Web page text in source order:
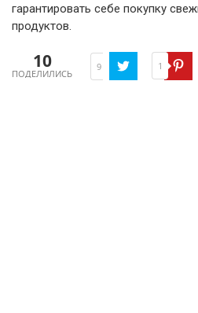
гарантировать себе покупку
продуктов.
10
ПОДЕЛИЛИСЬ
9 1